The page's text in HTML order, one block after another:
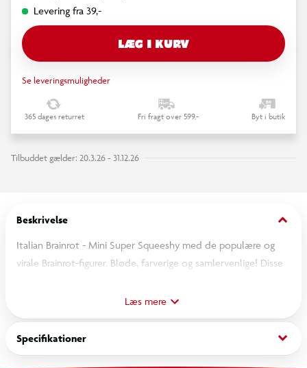
Levering fra 39,-
LÆG I KURV
Se leveringsmuligheder
365 dages returret Fri fragt over 599,- Byt i butik
Tilbuddet gælder: 20.3.26 - 31.12.26
Beskrivelse keyboard_arrow_down
Italian Brainrot - Mini Super Squeeshy med de populære og
virale Brainrot-figurer. Bløde, farverige og samlervenlige! Disse
er 12 herlige figurer at samle på – og 1 sjælden model at finde.
OBS! Varen er assorteret, og en bestemt variant kan ikke
garanteres.
Læs mere
Specifikationer keyboard_arrow_down